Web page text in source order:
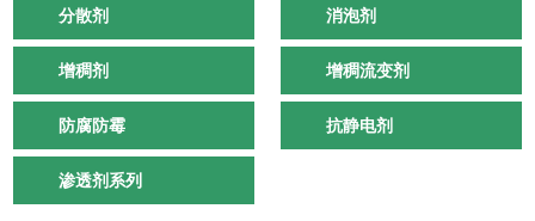
分散剂 消泡剂
增稠剂 增稠流变剂
防腐防霉 抗静电剂
渗透剂系列